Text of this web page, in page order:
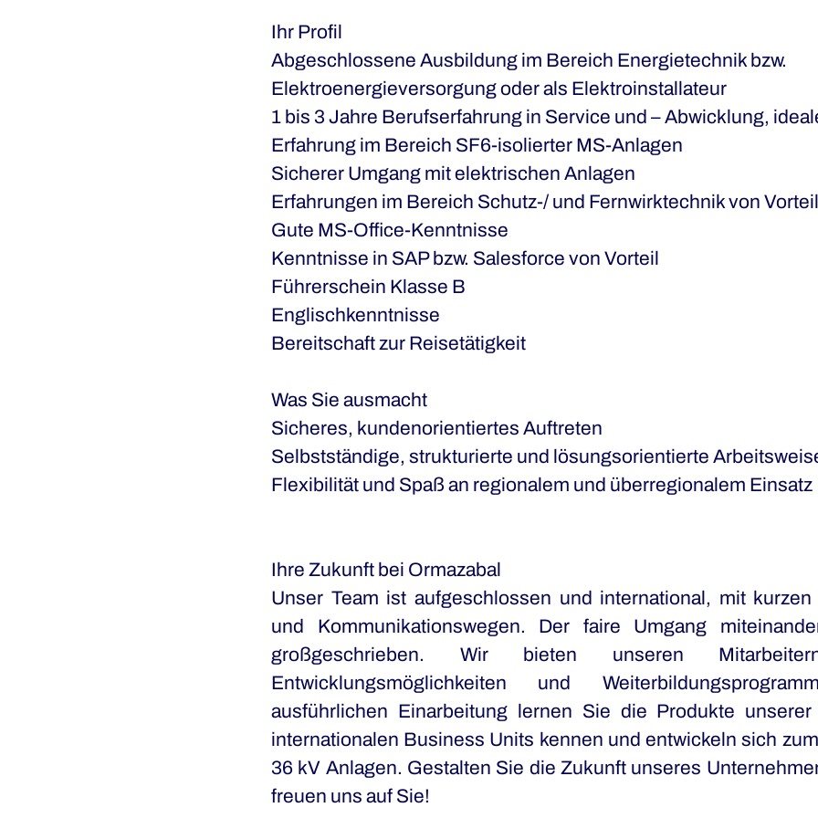
Ihr Profil
Abgeschlossene Ausbildung im Bereich Energietechnik bzw.
Elektroenergieversorgung oder als Elektroinstallateur
1 bis 3 Jahre Berufserfahrung in Service und – Abwicklung,
Erfahrung im Bereich SF6-isolierter MS-Anlagen
Sicherer Umgang mit elektrischen Anlagen
Erfahrungen im Bereich Schutz-/ und Fernwirktechnik von Vorteil
Gute MS-Office-Kenntnisse
Kenntnisse in SAP bzw. Salesforce von Vorteil
Führerschein Klasse B
Englischkenntnisse
Bereitschaft zur Reisetätigkeit
Was Sie ausmacht
Sicheres, kundenorientiertes Auftreten
Selbstständige, strukturierte und lösungsorientierte
Flexibilität und Spaß an regionalem und überregionalem Einsatz
Ihre Zukunft bei Ormazabal
Unser Team ist aufgeschlossen und international, mit
und Kommunikationswegen. Der faire Umgang
großgeschrieben. Wir bieten unseren
Entwicklungsmöglichkeiten und
ausführlichen Einarbeitung lernen Sie die Produkte
internationalen Business Units kennen und entwickeln sich
36 kV Anlagen. Gestalten Sie die Zukunft unseres
freuen uns auf Sie!